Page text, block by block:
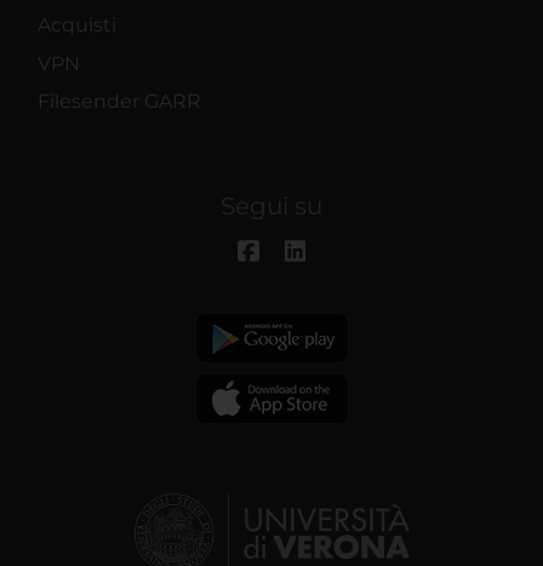
Acquisti
VPN
Filesender GARR
Segui su